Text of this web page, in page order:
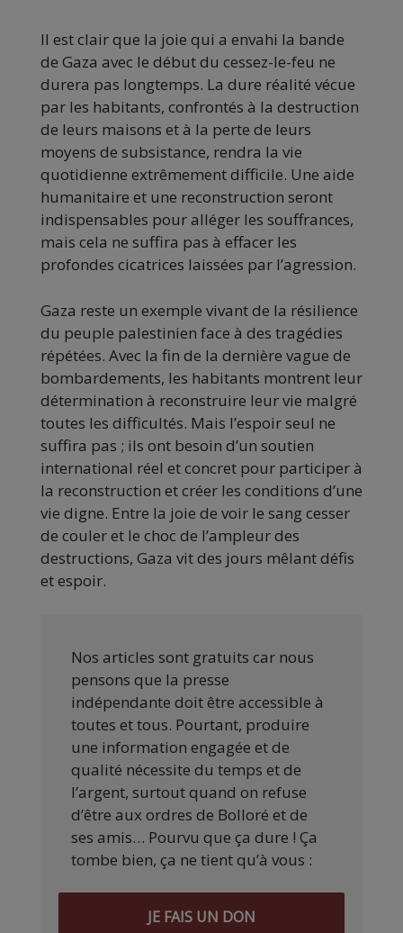
Il est clair que la joie qui a envahi la bande
de Gaza avec le début du cessez-le-feu ne
durera pas longtemps. La dure réalité vécue
par les habitants, confrontés à la destruction
de leurs maisons et à la perte de leurs
moyens de subsistance, rendra la vie
quotidienne extrêmement difficile. Une aide
humanitaire et une reconstruction seront
indispensables pour alléger les souffrances,
mais cela ne suffira pas à effacer les
profondes cicatrices laissées par l’agression.
Gaza reste un exemple vivant de la résilience
du peuple palestinien face à des tragédies
répétées. Avec la fin de la dernière vague de
bombardements, les habitants montrent leur
détermination à reconstruire leur vie malgré
toutes les difficultés. Mais l’espoir seul ne
suffira pas ; ils ont besoin d’un soutien
international réel et concret pour participer à
la reconstruction et créer les conditions d’une
vie digne. Entre la joie de voir le sang cesser
de couler et le choc de l’ampleur des
destructions, Gaza vit des jours mêlant défis
et espoir.
Nos articles sont gratuits car nous
pensons que la presse
indépendante doit être accessible à
toutes et tous. Pourtant, produire
une information engagée et de
qualité nécessite du temps et de
l’argent, surtout quand on refuse
d’être aux ordres de Bolloré et de
ses amis… Pourvu que ça dure ! Ça
tombe bien, ça ne tient qu’à vous :
JE FAIS UN DON